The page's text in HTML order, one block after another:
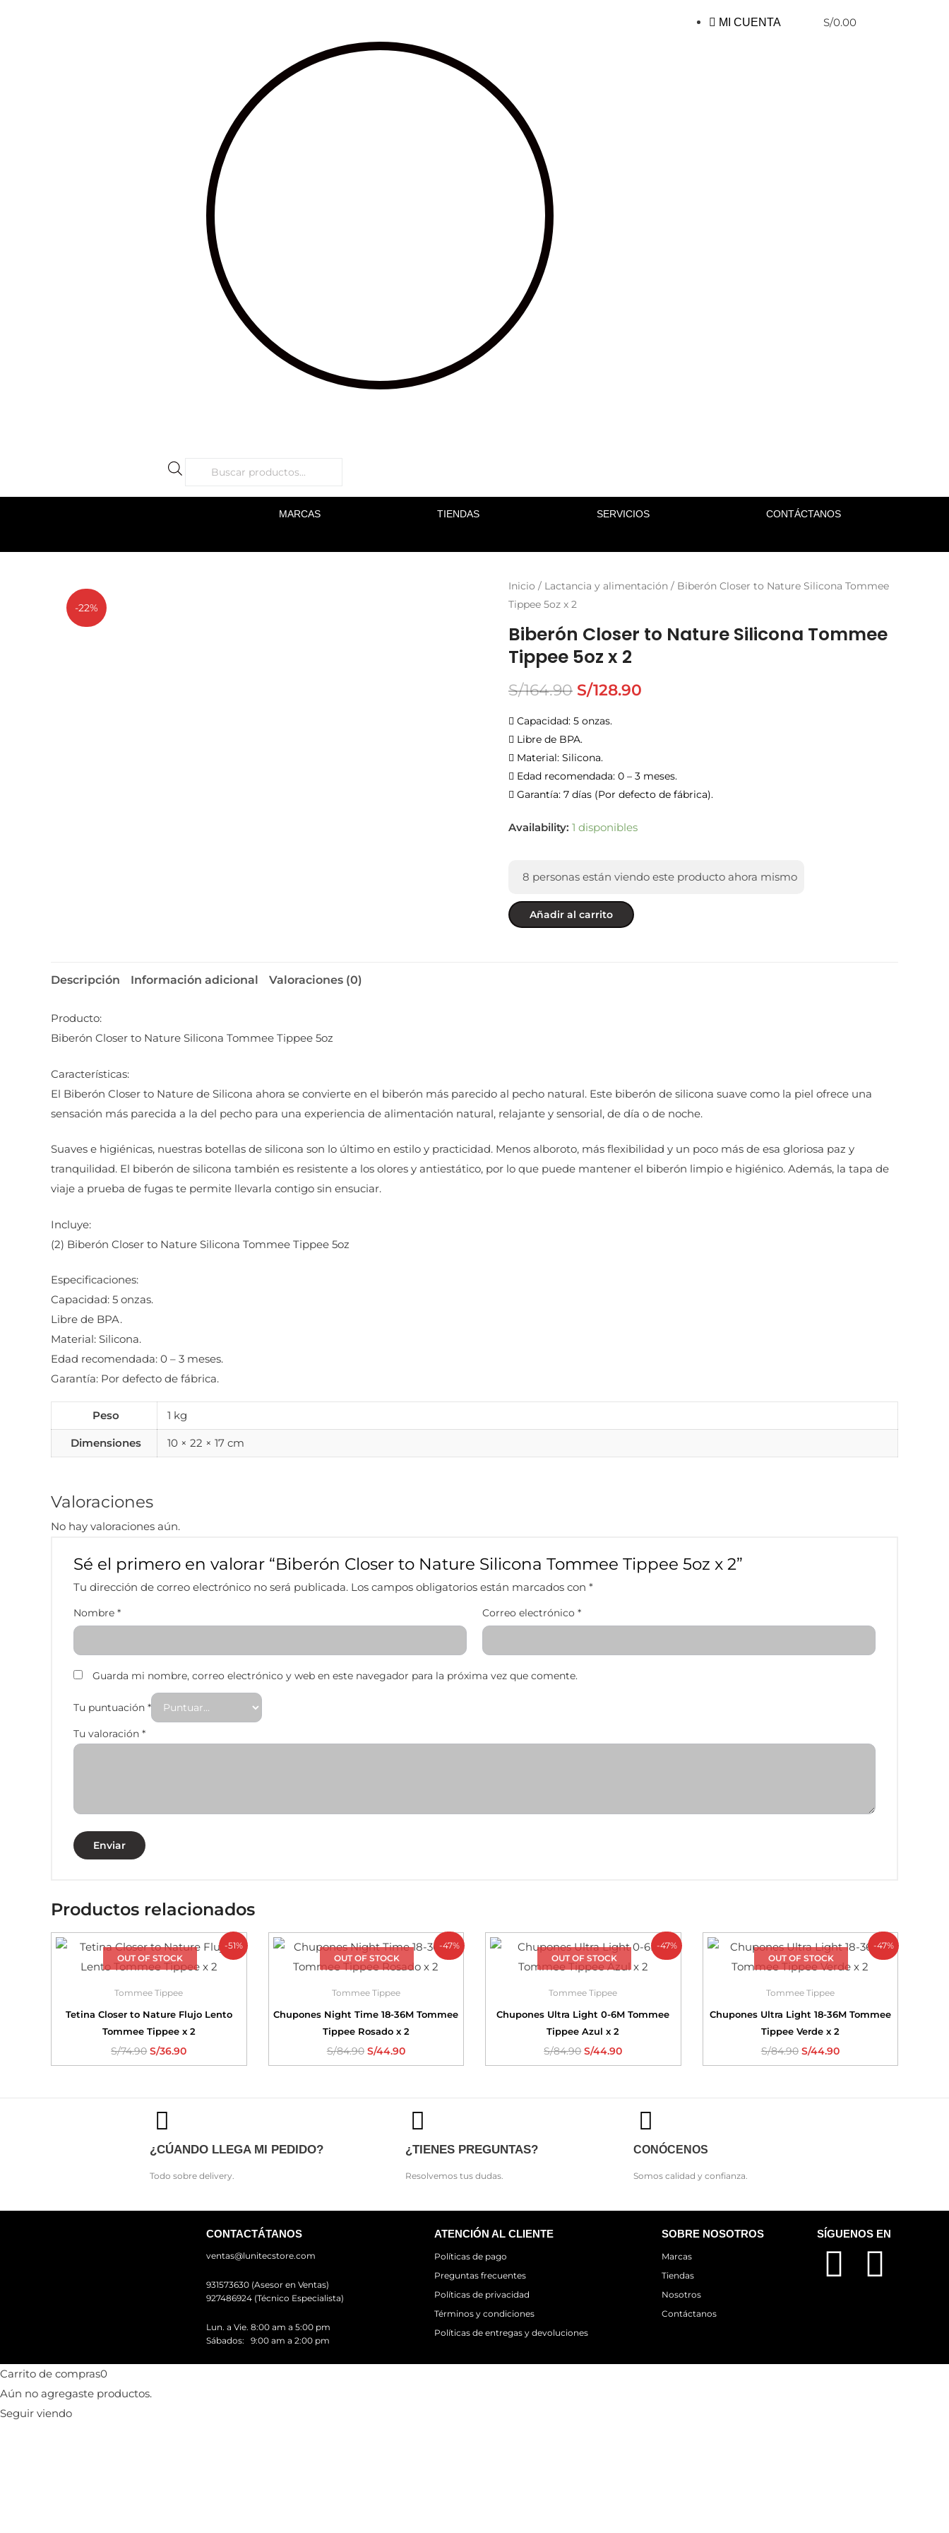
MI CUENTA S/0.00
MARCAS TIENDAS SERVICIOS CONTÁCTANOS
-22%
Inicio / Lactancia y alimentación / Biberón Closer to Nature Silicona Tommee
Tippee 5oz x 2
Biberón Closer to Nature Silicona Tommee
Tippee 5oz x 2
S/164.90 S/128.90
 Capacidad: 5 onzas.
 Libre de BPA.
 Material: Silicona.
 Edad recomendada: 0 – 3 meses.
 Garantía: 7 días (Por defecto de fábrica).
Availability: 1 disponibles
8 personas están viendo este producto ahora mismo
Añadir al carrito
Descripción Información adicional Valoraciones (0)
Producto:
Biberón Closer to Nature Silicona Tommee Tippee 5oz
Características:
El Biberón Closer to Nature de Silicona ahora se convierte en el biberón más parecido al pecho natural. Este biberón de silicona suave como la piel ofrece una
sensación más parecida a la del pecho para una experiencia de alimentación natural, relajante y sensorial, de día o de noche.
Suaves e higiénicas, nuestras botellas de silicona son lo último en estilo y practicidad. Menos alboroto, más flexibilidad y un poco más de esa gloriosa paz y
tranquilidad. El biberón de silicona también es resistente a los olores y antiestático, por lo que puede mantener el biberón limpio e higiénico. Además, la tapa de
viaje a prueba de fugas te permite llevarla contigo sin ensuciar.
Incluye:
(2) Biberón Closer to Nature Silicona Tommee Tippee 5oz
Especificaciones:
Capacidad: 5 onzas.
Libre de BPA.
Material: Silicona.
Edad recomendada: 0 – 3 meses.
Garantía: Por defecto de fábrica.
Peso 1 kg
Dimensiones 10 × 22 × 17 cm
Valoraciones
No hay valoraciones aún.
Sé el primero en valorar “Biberón Closer to Nature Silicona Tommee Tippee 5oz x 2”
Tu dirección de correo electrónico no será publicada. Los campos obligatorios están marcados con *
Nombre * Correo electrónico*
Guarda mi nombre, correo electrónico y web en este navegador para la próxima vez que comente.
Tu puntuación *
Tu valoración *
Productos relacionados
-51%
OUT OF STOCK
Tommee Tippee
Tetina Closer to Nature Flujo Lento
Tommee Tippee x 2
S/74.90 S/36.90
-47%
OUT OF STOCK
Tommee Tippee
Chupones Night Time 18-36M Tommee
Tippee Rosado x 2
S/84.90 S/44.90
-47%
OUT OF STOCK
Tommee Tippee
Chupones Ultra Light 0-6M Tommee
Tippee Azul x 2
S/84.90 S/44.90
-47%
OUT OF STOCK
Tommee Tippee
Chupones Ultra Light 18-36M Tommee
Tippee Verde x 2
S/84.90 S/44.90
¿CÚANDO LLEGA MI PEDIDO?
Todo sobre delivery.
¿TIENES PREGUNTAS?
Resolvemos tus dudas.
CONÓCENOS
Somos calidad y confianza.
CONTACTÁTANOS
ventas@lunitecstore.com
931573630 (Asesor en Ventas)
927486924 (Técnico Especialista)
Lun. a Vie. 8:00 am a 5:00 pm
Sábados: 9:00 am a 2:00 pm
ATENCIÓN AL CLIENTE
Políticas de pago
Preguntas frecuentes
Políticas de privacidad
Términos y condiciones
Políticas de entregas y devoluciones
SOBRE NOSOTROS
Marcas
Tiendas
Nosotros
Contáctanos
SÍGUENOS EN
Carrito de compras0
Aún no agregaste productos.
Seguir viendo